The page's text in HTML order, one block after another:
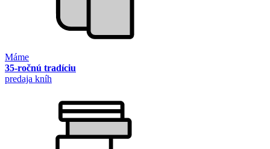
Máme
35-ročnú tradíciu
predaja kníh